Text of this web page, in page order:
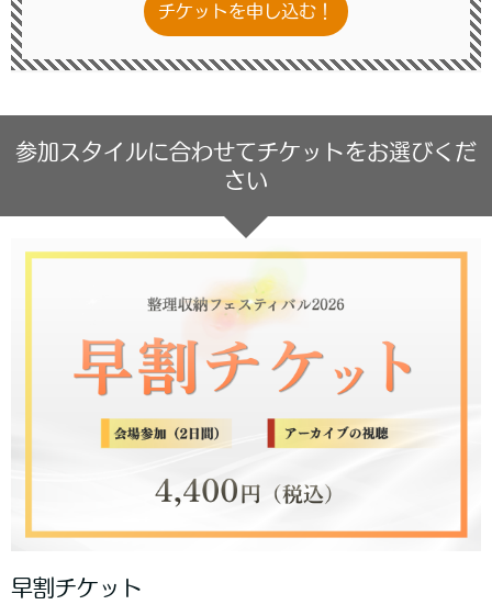
チケットを申し込む！
参加スタイルに合わせてチケットをお選びくだ
さい
早割チケット